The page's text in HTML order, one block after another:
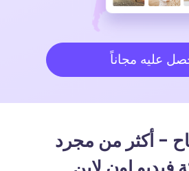
عليه مجاناً
- أكثر من مجرد